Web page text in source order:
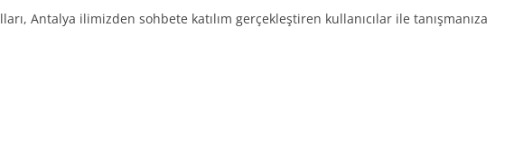
Antalya ilimizden sohbete katılım gerçekleştiren kullanıcılar ile tanışmanıza